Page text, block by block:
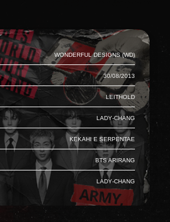
Wonderful Designs (WD)
30/08/2013
Leithold
Lady-Chang
Kekahi e Serpentae
BTS Arirang
Lady-Chang